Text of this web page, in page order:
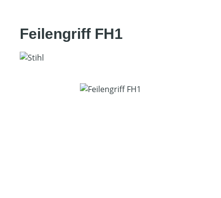
Feilengriff FH1
Bildergalerie überspringen